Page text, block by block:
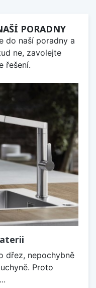
PORADNY
do naší poradny a
ne, zavolejte
řešení.
dřez, nepochybně
Proto